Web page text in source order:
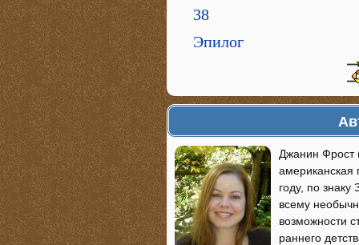
38
Эпилог
Джанин Фрост
американская
году, по знаку
всему
возможности
раннего